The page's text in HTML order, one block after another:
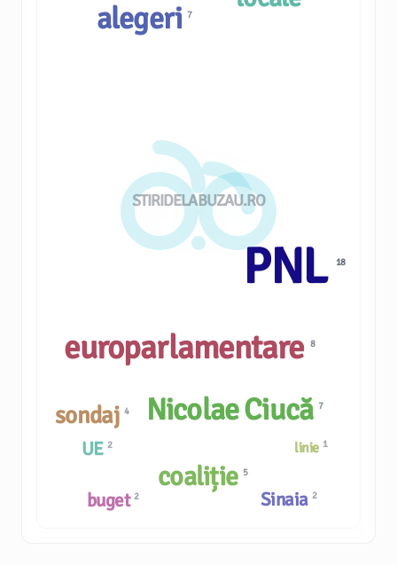
STIRIDELABUZAU.RO
linie 1
europarlamentare8
buget 2
sondaj4
coaliție 5
alegeri7
PNL 18
UE 2
Sinaia 2
Nicolae Ciucă7